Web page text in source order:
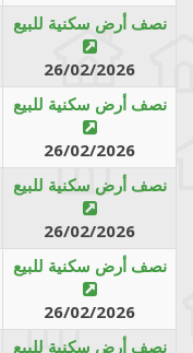
نصف أرض سكنية للبيع
26/02/2026
نصف أرض سكنية للبيع
26/02/2026
نصف أرض سكنية للبيع
26/02/2026
نصف أرض سكنية للبيع
26/02/2026
نصف أرض سكنية للبيع